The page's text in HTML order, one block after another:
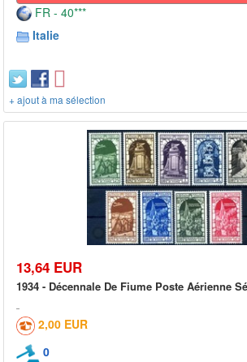
FR - 40***
Italie
+ ajout à ma sélection
13,64 EUR
1934 - Décennale De Fiume Poste Aérienne
2,00 EUR
0